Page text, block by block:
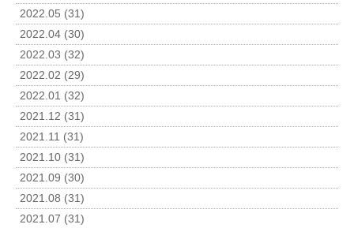
2022.05 (31)
2022.04 (30)
2022.03 (32)
2022.02 (29)
2022.01 (32)
2021.12 (31)
2021.11 (31)
2021.10 (31)
2021.09 (30)
2021.08 (31)
2021.07 (31)